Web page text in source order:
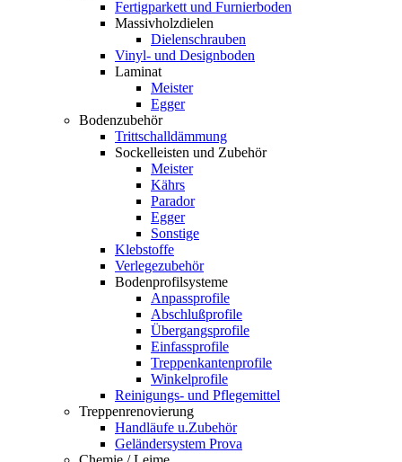
Fertigparkett und Furnierboden
Massivholzdielen
Dielenschrauben
Vinyl- und Designboden
Laminat
Meister
Egger
Bodenzubehör
Trittschalldämmung
Sockelleisten und Zubehör
Meister
Kährs
Parador
Egger
Sonstige
Klebstoffe
Verlegezubehör
Bodenprofilsysteme
Anpassprofile
Abschlußprofile
Übergangsprofile
Einfassprofile
Treppenkantenprofile
Winkelprofile
Reinigungs- und Pflegemittel
Treppenrenovierung
Handläufe u.Zubehör
Geländersystem Prova